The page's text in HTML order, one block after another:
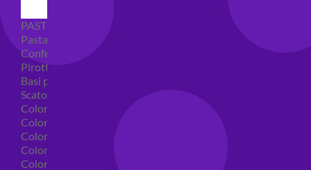
PASTICCERIA
Pasta di zucchero
Confetti
Pirottini
Basi polistirolo per torte
Scatole per torte
Coloranti alimentari
Coloranti alimentari in gel
Colorante alimentare spray
Coloranti alimentari in polvere
Coloranti liquidi